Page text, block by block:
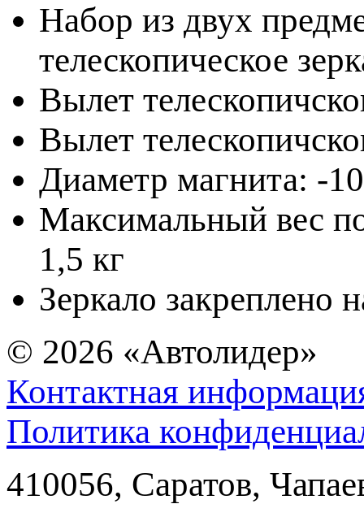
Набор из двух
телескопическое
Вылет
Вылет
Диаметр магнита: -
Максимальный вес
1,5 кг
Зеркало закреплено
© 2026 «Автолидер»
Контактная
Политика
410056, Саратов,